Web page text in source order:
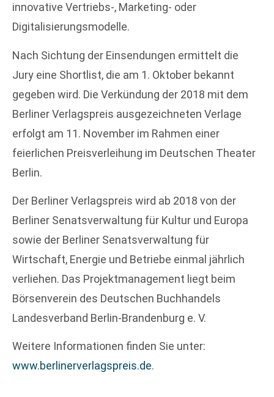
innovative Vertriebs-, Marketing- oder
Digitalisierungsmodelle.
Nach Sichtung der Einsendungen ermittelt die
Jury eine Shortlist, die am 1. Oktober bekannt
gegeben wird. Die Verkündung der 2018 mit dem
Berliner Verlagspreis ausgezeichneten Verlage
erfolgt am 11. November im Rahmen einer
feierlichen Preisverleihung im Deutschen Theater
Berlin.
Der Berliner Verlagspreis wird ab 2018 von der
Berliner Senatsverwaltung für Kultur und Europa
sowie der Berliner Senatsverwaltung für
Wirtschaft, Energie und Betriebe einmal jährlich
verliehen. Das Projektmanagement liegt beim
Börsenverein des Deutschen Buchhandels
Landesverband Berlin-Brandenburg e. V.
Weitere Informationen finden Sie unter:
www.berlinerverlagspreis.de.